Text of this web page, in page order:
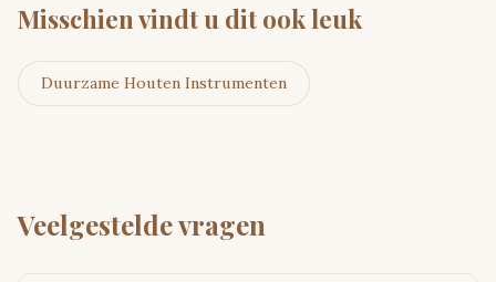
Misschien vindt u dit ook leuk
Duurzame Houten Instrumenten
Veelgestelde vragen